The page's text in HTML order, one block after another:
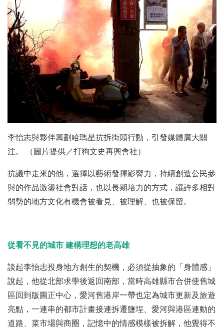
李怡志與夥伴籌劃哈瑪星抗拆街頭行動，引發媒體廣大關
注。 （圖片提供／打狗文史再興會社）
抗議中走來的他，選擇以藝術發揮影響力，持續創造公民參
與的作品激盪社會對話，也以長期培力的方式，讓許多相對
弱勢的地方文化有機會被看見、被理解、也被保留。
從看不見的城市 建構理想的老高雄
談起李怡志投身地方創生的契機，必須從抽象的「身體感」
說起，他從北部求學後返回南部，當時高雄縣市合併使舊城
區回到版圖正中心，愛河舊港岸一帶也定為城市更新及旅遊
亮點，一連串的都市計畫接連拆遷鹽埕、愛河與港區連動的
道路、菜市場與商圈，記憶中的情感模樣被拆解，他覺得不